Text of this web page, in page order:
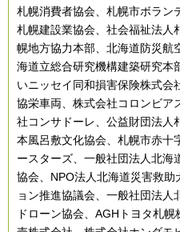
札幌消費者協会、札幌市ボラン
札幌建設業協会、社会福祉法人
幌地方協力本部、北海道防災航
海道立総合研究機構建築研究本
いニッセイ同和損害保険株式会
協栄車両、株式会社コロンビア
社コンサドーレ、公益財団法人
本風呂敷文化協会、札幌市赤十
ースターズ、一般社団法人北海
協会、NPO法人北海道災害救
ョン推進協議会、一般社団法
ドローン協会、AGHトヨタ札